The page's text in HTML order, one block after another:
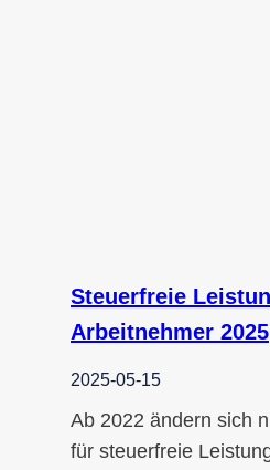
Steuerfreie
Arbeitnehmer 2025
2025-05-15
Ab 2022 ändern sich
für steuerfreie